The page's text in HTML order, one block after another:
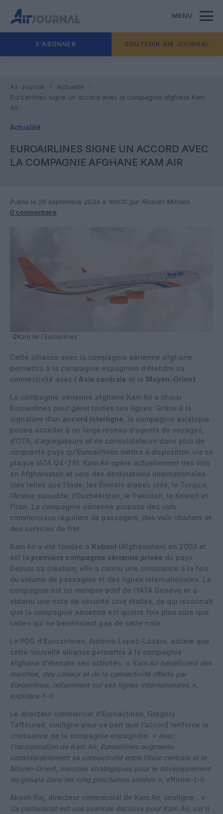
MENU
S'ABONNER SOUTENIR AIR JOURNAL
Air Journal
Actualité
Euroairlines signe un accord avec la compagnie afghane Kam
Air
Actualité
EUROAIRLINES SIGNE UN ACCORD AVEC
LA COMPAGNIE AFGHANE KAM AIR
Publié le 26 septembre 2024 à 16h00 par Ricardo Moraes
0 commentaire
©Kam Air / Euroairlines
Cette alliance avec la compagnie aérienne afghane
permettra à la compagnie espagnole d’étendre sa
connectivité avec l’Asie centrale et le Moyen-Orient.
La compagnie aérienne afghane Kam Air a choisi
Euroairlines pour gérer toutes ses lignes. Grâce à la
signature d’un accord interligne , la compagnie asiatique
pourra accéder à un large réseau d’agents de voyages,
d’OTA, d’agrégateurs et de consolidateurs dans plus de
cinquante pays qu’Euroairlines mettra à disposition via sa
plaque IATA Q4-291. Kam Air opère actuellement des vols
en Afghanistan et vers des destinations internationales
clés telles que l’Inde, les Émirats arabes unis, la Turquie,
l’Arabie saoudite, l’Ouzbékistan, le Pakistan, le Koweït et
l’Iran. La compagnie aérienne propose des vols
commerciaux réguliers de passagers, des vols charters et
des services de fret.
Kam Air a été fondée à Kaboul (Afghanistan) en 2003 et
est la première compagnie aérienne privée du pays.
Depuis sa création, elle a connu une croissance à la fois
du volume de passagers et des lignes internationales. La
compagnie est un membre actif de l’IATA Genève et a
obtenu une note de sécurité cinq étoiles, ce qui reconnaît
que la compagnie aérienne est quatre fois plus sûre que
celles qui ne bénéficient pas de cette note.
Le PDG d’Euroairlines, Antonio Lopez-Lázaro, estime que
cette nouvelle alliance permettra à la compagnie
afghane d’étendre ses activités. « Kam Air bénéficiera des
marchés, des canaux et de la connectivité offerts par
Euroairlines, notamment sur ses lignes internationales »,
explique-t-il.
Le directeur commercial d’Euroairlines, Gregory
Taffourad, souligne pour sa part que l’accord renforce la
croissance de la compagnie espagnole. « Avec
l’incorporation de Kam Air, Euroairlines augmente
considérablement sa connectivité entre l’Asie centrale et le
Moyen-Orient, marchés stratégiques pour le développement
du groupe dans les cinq prochaines années » , affirme-t-il.
Akash Raj, directeur commercial de Kam Air, souligne : «
Ce partenariat est une avancée décisive pour Kam Air, car il